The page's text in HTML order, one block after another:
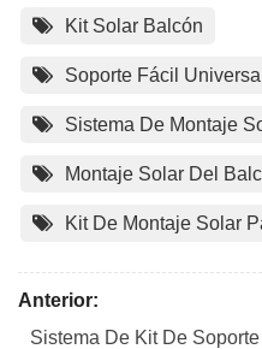
Kit Solar Balcón
Soporte Fácil
Sistema De Montaje
Montaje Solar Del
Kit De Montaje Solar
Anterior:
Sistema De Kit De